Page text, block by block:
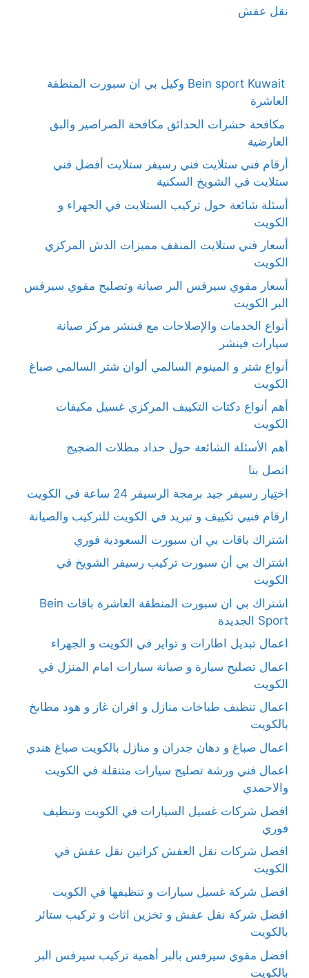
نقل عفش
Bein sport Kuwait وكيل بي ان سبورت المنطقة
العاشرة
مكافحة حشرات الحدائق مكافحة الصراصير والبق
العارضية
أرقام فني ستلايت فني رسيفر ستلايت أفضل فني
ستلايت في الشويخ السكنية
أسئلة شائعة حول تركيب الستلايت في الجهراء و
الكويت
أسعار فني ستلايت المنقف مميزات الدش المركزي
الكويت
أسعار مقوي سيرفس البر صيانة وتصليح مقوي سيرفس
البر الكويت
أنواع الخدمات والإصلاحات مع فينشر مركز صيانة
سيارات فينشر
أنواع شتر و المينوم السالمي ألوان شتر السالمي صباغ
الكويت
أهم أنواع دكتات التكييف المركزي غسيل مكيفات
الكويت
أهم الأسئلة الشائعة حول حداد مظلات الضجيج
اتصل بنا
اختِيار رسيفر جيد برمجة الرسيفر 24 ساعة في الكويت
ارقام فنيي تكييف و تبريد في الكويت للتركيب والصيانة
اشتراك باقات بي ان سبورت السعودية فوري
اشتراك بي أن سبورت تركيب رسيفر الشويخ في
الكويت
اشتراك بي ان سبورت المنطقة العاشرة باقات Bein
Sport الجديدة
اعمال تبديل اطارات و تواير في الكويت و الجهراء
اعمال تصليح سيارة و صيانة سيارات امام المنزل في
الكويت
اعمال تنظيف طباخات منازل و افران غاز و هود مطابخ
بالكويت
اعمال صباغ و دهان جدران و منازل بالكويت صباغ هندي
اعمال فني ورشة تصليح سيارات متنقلة في الكويت
والاحمدي
افضل شركات غسيل السيارات في الكويت وتنظيف
فوري
افضل شركات نقل العفش كراتين نقل عفش في
الكويت
افضل شركة غسيل سيارات و تنظيفها في الكويت
افضل شركة نقل عفش و تخزين اثاث و تركيب ستائر
بالكويت
افضل مقوي سيرفس بالبر أهمية تركيب سيرفس البر
بالكويت